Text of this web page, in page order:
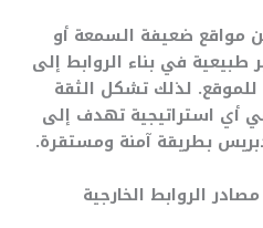
مواقع ضعيفة السمعة أو
في بناء الروابط إلى
لذلك تشكل الثقة
أي استراتيجية تهدف إلى
بطريقة آمنة ومستقرة.
الروابط الخارجية